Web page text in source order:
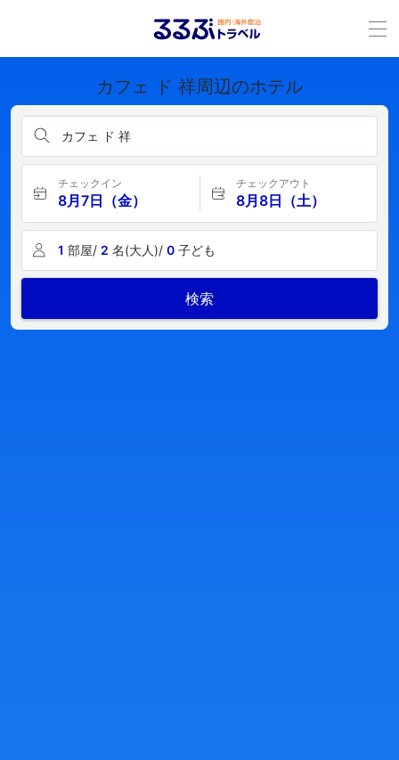
カフェ ド 祥周辺のホテル
カフェ ド 祥
チェックイン
8月7日（金）
チェックアウト
8月8日（土）
1 部屋/ 2 名(大人)/ 0 子ども
検索